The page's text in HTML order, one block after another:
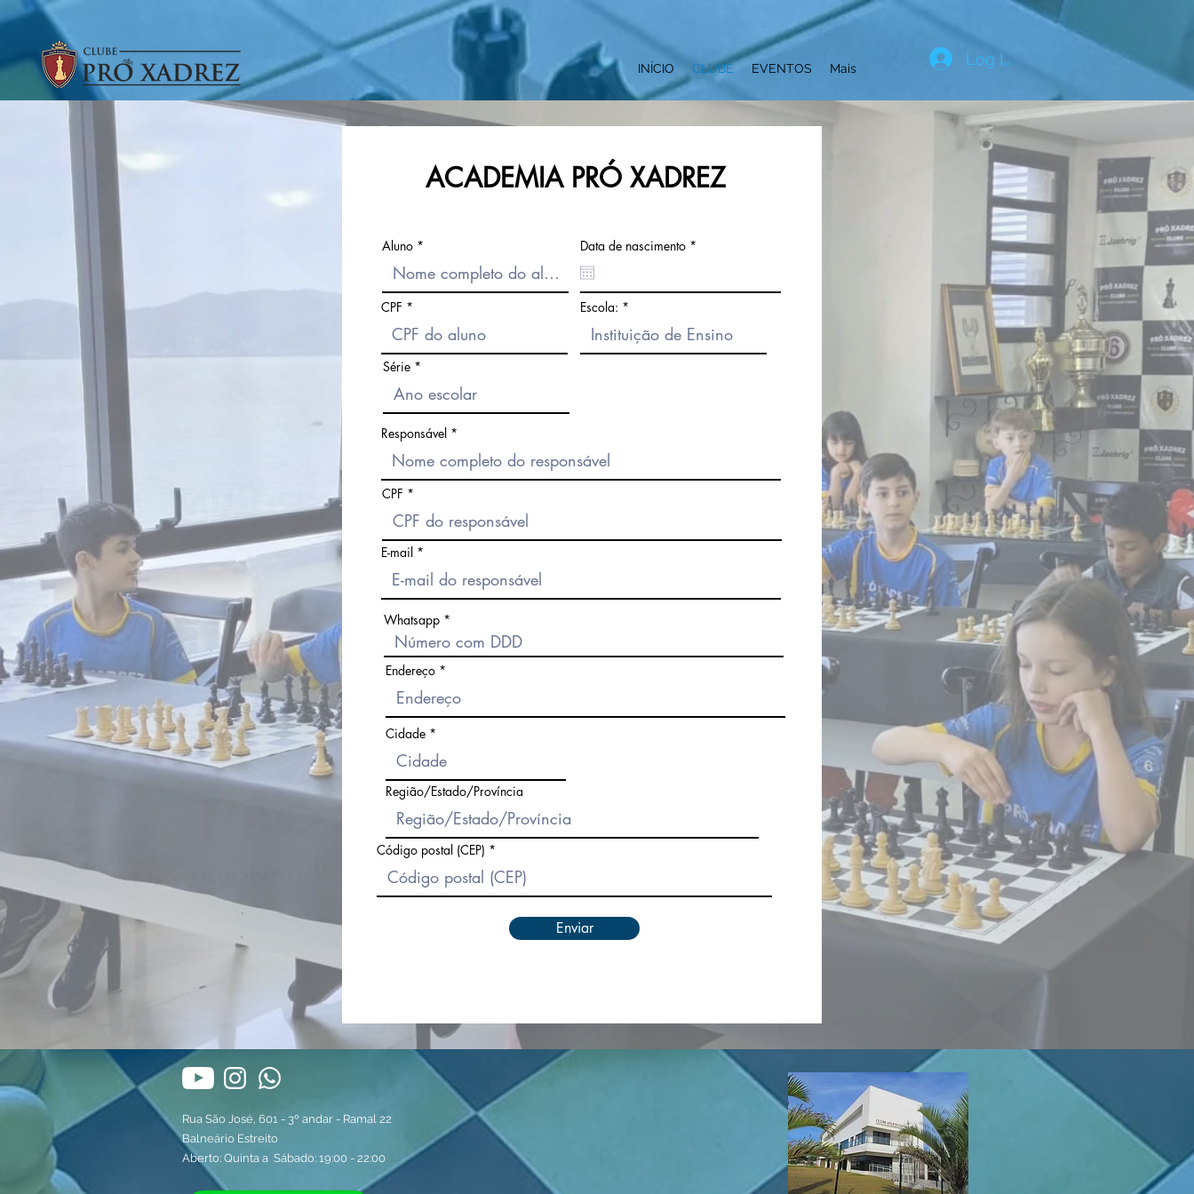
INÍCIO CLUBE EVENTOS Mais
Log In
ACADEMIA PRÓ XADREZ
Aluno
CPF
Data de nascimento *
i
d
Escola:
Série
Responsável
CPF
E-mail
Whatsapp
Endereço
Cidade
Região/Estado/Província
Código postal (CEP)
Enviar
Rua São José, 601 - 3º andar - Ramal 22
Balneário Estreito
Aberto: Quinta a Sábado: 19:00 - 22:00